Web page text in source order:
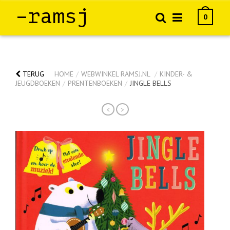
–ramsj 0
TERUG HOME / WEBWINKEL RAMSJ.NL / KINDER- &
JEUGDBOEKEN / PRENTENBOEKEN / JINGLE BELLS
< >